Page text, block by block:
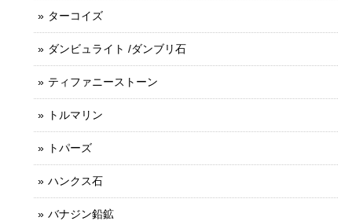
ターコイズ
ダンビュライト /ダンブリ石
ティファニーストーン
トルマリン
トパーズ
ハンクス石
バナジン鉛鉱